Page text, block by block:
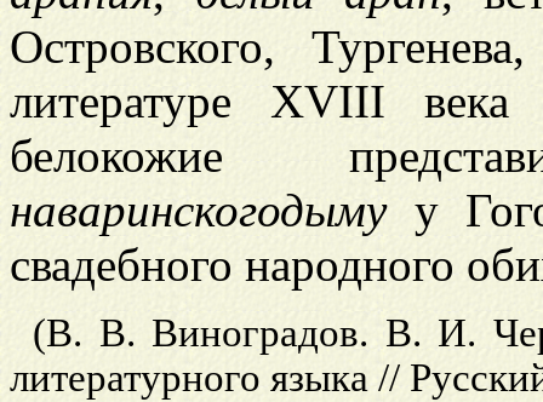
Островского,
литературе XVIII
белокожие
наваринскогодымуу
свадебного народного
(В. В. Виноградов. В. И.
литературного языка //